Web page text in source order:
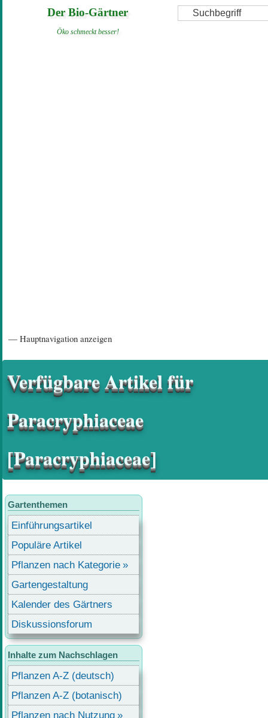
Suche
Der Bio-Gärtner
Öko schmeckt besser!
— Hauptnavigation anzeigen
Verfügbare Artikel für
Paracryphiaceae
[Paracryphiaceae]
Gartenthemen
Einführungsartikel
Populäre Artikel
Pflanzen nach Kategorie
Gartengestaltung
Kalender des Gärtners
Diskussionsforum
Inhalte zum Nachschlagen
Pflanzen A-Z (deutsch)
Pflanzen A-Z (botanisch)
Pflanzen nach Nutzung